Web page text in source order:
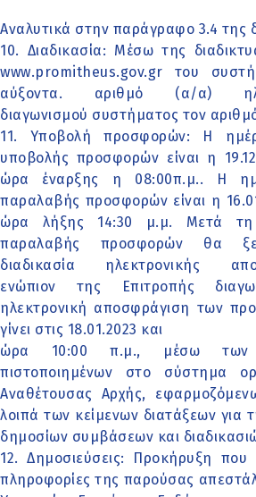
Αναλυτικά στην παράγραφο 3.4 της
10. Διαδικασία: Μέσω της
www.promitheus.gov.gr του
αύξοντα. αριθμό (α/α)
διαγωνισμού συστήματος τον
11. Υποβολή προσφορών: Η
υποβολής προσφορών είναι η
ώρα έναρξης η 08:00π.μ.. Η
παραλαβής προσφορών είναι η
ώρα λήξης 14:30 μ.μ. Μετά
παραλαβής προσφορών θα
διαδικασία ηλεκτρονικής
ενώπιον της Επιτροπής
ηλεκτρονική αποσφράγιση των
γίνει στις 18.01.2023 και
ώρα 10:00 π.μ., μέσω των
πιστοποιημένων στο σύστημα
Αναθέτουσας Αρχής,
λοιπά των κείμενων διατάξεων για
δημοσίων συμβάσεων και
12. Δημοσιεύσεις: Προκήρυξη που
πληροφορίες της παρούσας